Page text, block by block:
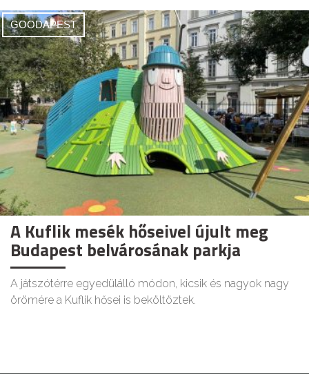
GOODAPEST
A Kuflik mesék hőseivel újult meg
Budapest belvárosának parkja
A játszótérre egyedülálló módon, kicsik és nagyok nagy
örömére a Kuflik hősei is beköltöztek.